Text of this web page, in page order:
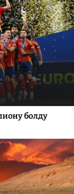
болду